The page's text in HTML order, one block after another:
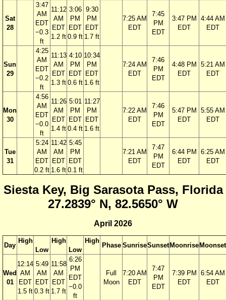
Sat
28
3:47
AM
EDT
−0.3
ft
11:12
AM
EDT
1.2 ft
3:06
PM
EDT
0.9 ft
9:30
PM
EDT
1.7 ft
7:25 AM
EDT
7:45
PM
EDT
3:47 PM
EDT
4:44 AM
EDT
Sun
29
4:25
AM
EDT
−0.2
ft
11:13
AM
EDT
1.3 ft
4:10
PM
EDT
0.6 ft
10:34
PM
EDT
1.6 ft
7:24 AM
EDT
7:46
PM
EDT
4:48 PM
EDT
5:21 AM
EDT
Mon
30
4:56
AM
EDT
−0.0
ft
11:26
AM
EDT
1.4 ft
5:01
PM
EDT
0.4 ft
11:27
PM
EDT
1.6 ft
7:22 AM
EDT
7:46
PM
EDT
5:47 PM
EDT
5:55 AM
EDT
Tue
31
5:24
AM
EDT
0.2 ft
11:42
AM
EDT
1.6 ft
5:45
PM
EDT
0.1 ft
7:21 AM
EDT
7:47
PM
EDT
6:44 PM
EDT
6:25 AM
EDT
Siesta Key, Big Sarasota Pass, Florida
27.2839° N, 82.5650° W
April 2026
Day
High
Low
High
Low
High
Phase SunriseSunsetMoonriseMoonset
Wed
01
12:14
AM
EDT
1.5 ft
5:49
AM
EDT
0.3 ft
11:58
AM
EDT
1.7 ft
6:26
PM
EDT
−0.0
ft
Full
Moon
7:20 AM
EDT
7:47
PM
EDT
7:39 PM
EDT
6:54 AM
EDT